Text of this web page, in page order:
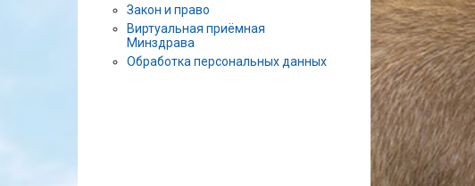
Закон и право
Виртуальная приёмная
Минздрава
Обработка персональных данных